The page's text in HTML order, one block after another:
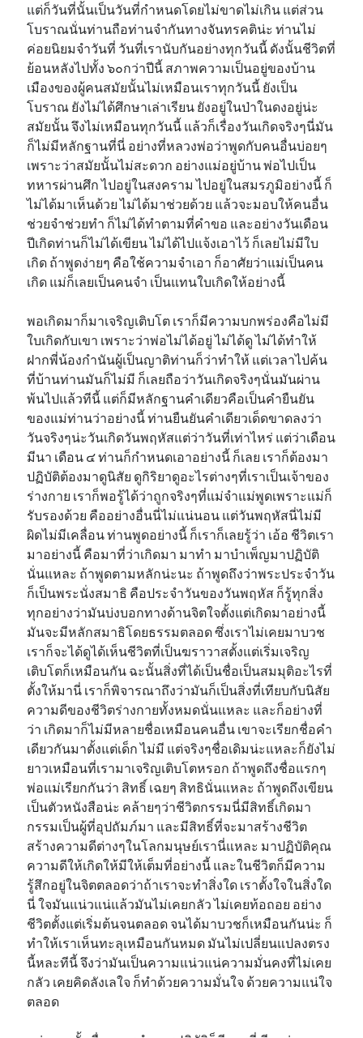
แต่ก็วันที่นั้นเป็นวันที่กำหนดโดยไม่ขาดไม่เกิน แต่ส่วน
โบราณนั่นท่านถือท่านจำกันทางจันทรคติน่ะ ท่านไม่
ค่อยนิยมจำวันที่ วันที่เรานับกันอย่างทุกวันนี้ ดังนั้นชีวิตที่
ย้อนหลังไปทั้ง ๖๐กว่าปีนี้ สภาพความเป็นอยู่ของบ้าน
เมืองของผู้คนสมัยนั้นไม่เหมือนเราทุกวันนี้ ยังเป็น
โบราณ ยังไม่ได้ศึกษาเล่าเรียน ยังอยู่ในป่าในดงอยู่น่ะ
สมัยนั้น จึงไม่เหมือนทุกวันนี้ แล้วก็เรื่องวันเกิดจริงๆนี่มัน
ก็ไม่มีหลักฐานที่นี่ อย่างที่หลวงพ่อว่าพูดกับคนอื่นบ่อยๆ
เพราะว่าสมัยนั้นไม่สะดวก อย่างแม่อยู่บ้าน พ่อไปเป็น
ทหารผ่านศึก ไปอยู่ในสงคราม ไปอยู่ในสมรภูมิอย่างนี้ ก็
ไม่ได้มาเห็นด้วย ไม่ได้มาช่วยด้วย แล้วจะมอบให้คนอื่น
ช่วยจำช่วยทำ ก็ไม่ได้ทำตามที่คำขอ และอย่างวันเดือน
ปีเกิดท่านก็ไม่ได้เขียน ไม่ได้ไปแจ้งเอาไว้ ก็เลยไม่มีใบ
เกิด ถ้าพูดง่ายๆ คือใช้ความจำเอา ก็อาศัยว่าแม่เป็นคน
เกิด แม่ก็เลยเป็นคนจำ เป็นแทนใบเกิดให้อย่างนี้
พอเกิดมาก็มาเจริญเติบโต เราก็มีความบกพร่องคือไม่มี
ใบเกิดกับเขา เพราะว่าพ่อไม่ได้อยู่ ไม่ได้ดู ไม่ได้ทำให้
ฝากพี่น้องกำนันผู้เป็นญาติท่านก็ว่าทำให้ แต่เวลาไปค้น
ที่บ้านท่านมันก็ไม่มี ก็เลยถือว่าวันเกิดจริงๆนั่นมันผ่าน
พ้นไปแล้วทีนี้ แต่ก็มีหลักฐานคำเดียวคือเป็นคำยืนยัน
ของแม่ท่านว่าอย่างนี้ ท่านยืนยันคำเดียวเด็ดขาดลงว่า
วันจริงๆน่ะวันเกิดวันพฤหัสแต่ว่าวันที่เท่าไหร่ แต่ว่าเดือน
มีนา เดือน ๔ ท่านก็กำหนดเอาอย่างนี้ ก็เลย เราก็ต้องมา
ปฏิบัติต้องมาดูนิสัย ดูกิริยาดูอะไรต่างๆที่เราเป็นเจ้าของ
ร่างกาย เราก็พอรู้ได้ว่าถูกจริงๆที่แม่จำแม่พูดเพราะแม่ก็
รับรองด้วย คืออย่างอื่นนี่ไม่แน่นอน แต่วันพฤหัสนี่ไม่มี
ผิดไม่มีเคลื่อน ท่านพูดอย่างนี้ ก็เราก็เลยรู้ว่า เอ้อ ชีวิตเรา
มาอย่างนี้ คือมาที่ว่าเกิดมา มาทำ มาบำเพ็ญมาปฏิบัติ
นั่นแหละ ถ้าพูดตามหลักน่ะนะ ถ้าพูดถึงว่าพระประจำวัน
ก็เป็นพระนั่งสมาธิ คือประจำวันของวันพฤหัส ก็รู้ทุกสิ่ง
ทุกอย่างว่ามันบ่งบอกทางด้านจิตใจตั้งแต่เกิดมาอย่างนี้
มันจะมีหลักสมาธิโดยธรรมตลอด ซึ่งเราไม่เคยมาบวช
เราก็จะได้ดูได้เห็นชีวิตที่เป็นฆราวาสตั้งแต่เริ่มเจริญ
เติบโตก็เหมือนกัน ฉะนั้นสิ่งที่ได้เป็นชื่อเป็นสมมุติอะไรที่
ตั้งให้มานี่ เราก็พิจารณาถึงว่ามันก็เป็นสิ่งที่เทียบกับนิสัย
ความดีของชีวิตร่างกายทั้งหมดนั่นแหละ และก็อย่างที่
ว่า เกิดมาก็ไม่มีหลายชื่อเหมือนคนอื่น เขาจะเรียกชื่อคำ
เดียวกันมาตั้งแต่เด็ก ไม่มี แต่จริงๆชื่อเดิมน่ะแหละก็ยังไม่
ยาวเหมือนที่เรามาเจริญเติบโตหรอก ถ้าพูดถึงชื่อแรกๆ
พ่อแม่เรียกกันว่า สิทธิ์ เฉยๆ สิทธินั่นแหละ ถ้าพูดถึงเขียน
เป็นตัวหนังสือน่ะ คล้ายๆว่าชีวิตกรรมนี่มีสิทธิ์เกิดมา
กรรมเป็นผู้ที่อุปถัมภ์มา และมีสิทธิ์ที่จะมาสร้างชีวิต
สร้างความดีต่างๆในโลกมนุษย์เรานี่แหละ มาปฏิบัติคุณ
ความดีให้เกิดให้มีให้เต็มที่อย่างนี้ และในชีวิตก็มีความ
รู้สึกอยู่ในจิตตลอดว่าถ้าเราจะทำสิ่งใด เราตั้งใจในสิ่งใด
นี่ ใจมันแน่วแน่แล้วมันไม่เคยกลัว ไม่เคยท้อถอย อย่าง
ชีวิตตั้งแต่เริ่มต้นจนตลอด จนได้มาบวชก็เหมือนกันน่ะ ก็
ทำให้เราเห็นทะลุเหมือนกันหมด มันไม่เปลี่ยนแปลงตรง
นี้หละทีนี้ จึงว่ามันเป็นความแน่วแน่ความมั่นคงที่ไม่เคย
กลัว เคยคิดลังเลใจ ก็ทำด้วยความมั่นใจ ด้วยความแน่ใจ
ตลอด